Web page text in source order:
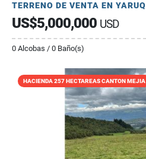
US$5,000,000 USD
0 Alcobas / 0 Baño(s)
HACIENDA 257 HECTAREAS CANTON MEJIA